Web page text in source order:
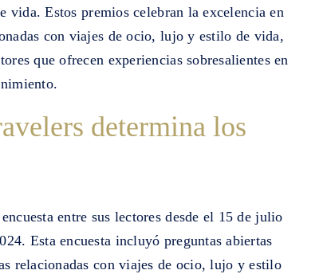
Estos premios celebran la excelencia en
con viajes de ocio, lujo y estilo de vida,
que ofrecen experiencias sobresalientes en
determina los
entre sus lectores desde el 15 de julio
Esta encuesta incluyó preguntas abiertas
relacionadas con viajes de ocio, lujo y estilo